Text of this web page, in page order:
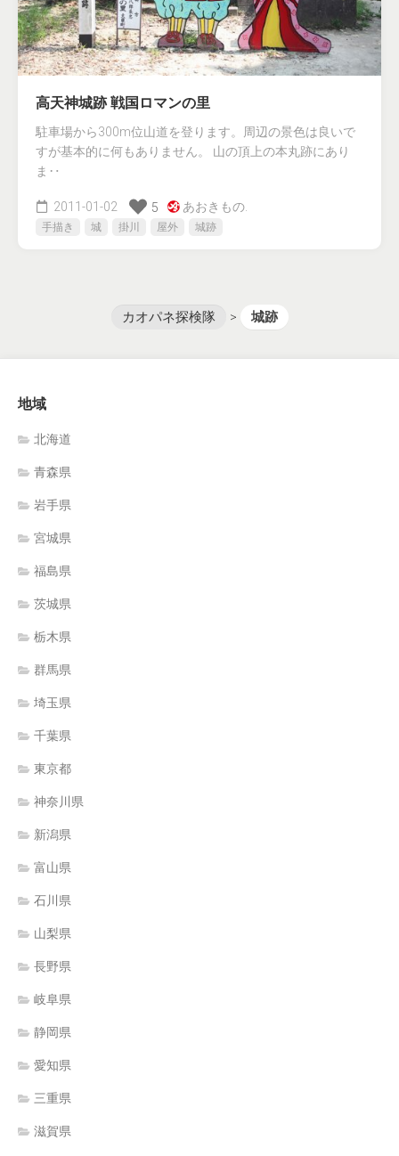
高天神城跡 戦国ロマンの里
駐車場から300m位山道を登ります。周辺の景色は良いで
すが基本的に何もありません。 山の頂上の本丸跡にあり
ま‥
2011-01-02 5 あおきもの.
手描き 城 掛川 屋外 城跡
カオパネ探検隊 > 城跡
地域
北海道
青森県
岩手県
宮城県
福島県
茨城県
栃木県
群馬県
埼玉県
千葉県
東京都
神奈川県
新潟県
富山県
石川県
山梨県
長野県
岐阜県
静岡県
愛知県
三重県
滋賀県